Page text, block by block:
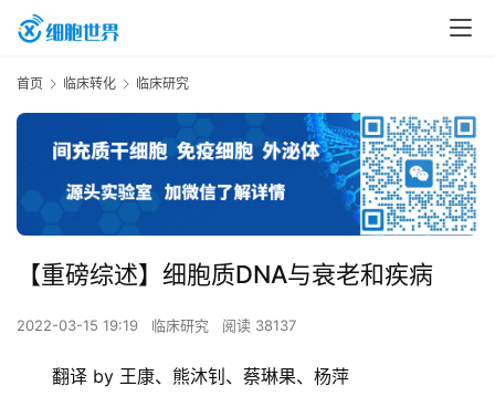
首页 临床转化 临床研究
【重磅综述】细胞质DNA与衰老和疾病
2022-03-15 19:19 临床研究 阅读 38137
翻译 by 王康、熊沐钊、蔡琳果、杨萍